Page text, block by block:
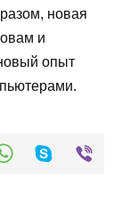
новая
и
опыт